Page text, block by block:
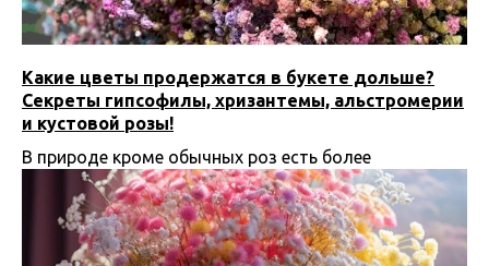
Какие цветы продержатся в букете дольше?
Секреты гипсофилы, хризантемы, альстромерии
и кустовой розы!
В природе кроме обычных роз есть более
долгостойкие цветы. Рассмотрим их!
14.12.2023 17:00